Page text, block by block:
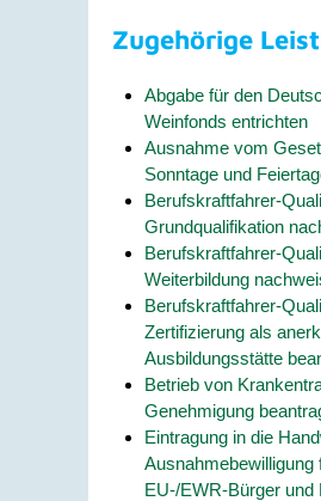
Zugehörige
Abgabe für den
Weinfonds entrichten
Ausnahme vom
Sonntage und
Berufskraftfahrer-
Grundqualifikation
Berufskraftfahrer-
Weiterbildung
Berufskraftfahrer-
Zertifizierung als
Ausbildungsstätte
Betrieb von
Genehmigung
Eintragung in die
Ausnahmebewilligung
EU-/EWR-Bürger und